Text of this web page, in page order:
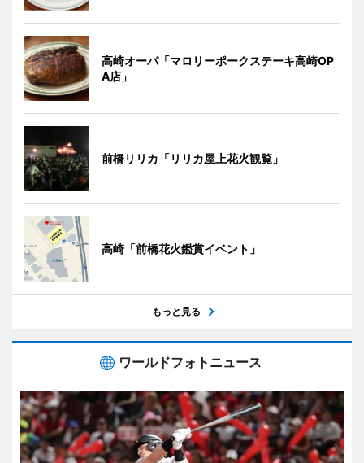
高崎オーパ「マロリーポークステーキ高崎OP
A店」
前橋リリカ「リリカ屋上花火観覧」
高崎「前橋花火鑑賞イベント」
もっと見る
ワールドフォトニュース